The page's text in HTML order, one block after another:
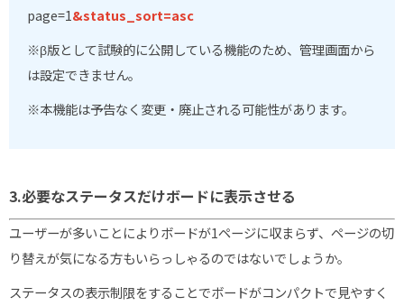
page=1&status_sort=asc
※β版として試験的に公開している機能のため、管理画面から
は設定できません。
※本機能は予告なく変更・廃止される可能性があります。
3.必要なステータスだけボードに表示させる
ユーザーが多いことによりボードが1ページに収まらず、ページの切
り替えが気になる方もいらっしゃるのではないでしょうか。
ステータスの表示制限をすることでボードがコンパクトで見やすく